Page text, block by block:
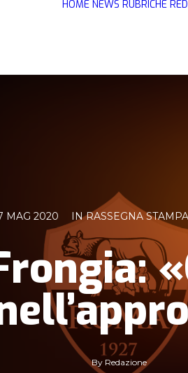
HOME NEWS RUBRICHE
MAG 2020 INRASSEGNA STAMPA
By Redazione